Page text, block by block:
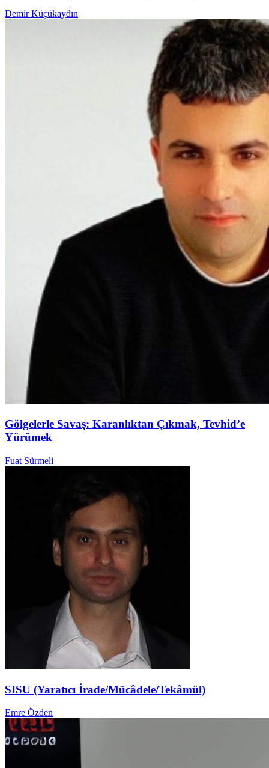
Demir Küçükaydın
Gölgelerle Savaş: Karanlıktan Çıkmak, Tevhid’e
Yürümek
Fuat Sürmeli
SISU (Yaratıcı İrade/Mücâdele/Tekâmül)
Emre Özden